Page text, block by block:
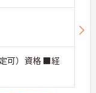
可）資格 ■経